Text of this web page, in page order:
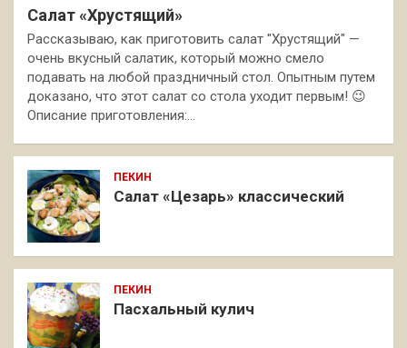
Салат «Хрустящий»
Рассказываю, как приготовить салат "Хрустящий" —
очень вкусный салатик, который можно смело
подавать на любой праздничный стол. Опытным путем
доказано, что этот салат со стола уходит первым! 😉
Описание приготовления:…
ПЕКИН
Салат «Цезарь» классический
ПЕКИН
Пасхальный кулич